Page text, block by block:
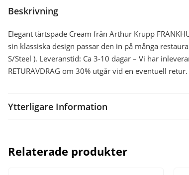
Beskrivning
Elegant tårtspade Cream från Arthur Krupp
sin klassiska design passar den in på många
S/Steel ). Leveranstid: Ca 3-10 dagar – Vi har
RETURAVDRAG om 30% utgår vid en eventuell retur.
Ytterligare Information
Relaterade produkter